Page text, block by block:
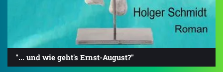
"... und wie geht's Ernst-August?"